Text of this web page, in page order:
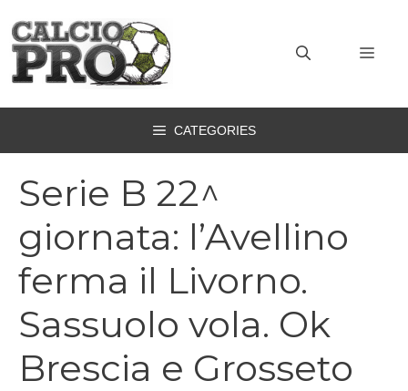
contenuto
CATEGORIES
Serie B 22^
giornata: l’Avellino
ferma il Livorno.
Sassuolo vola. Ok
Brescia e Grosseto